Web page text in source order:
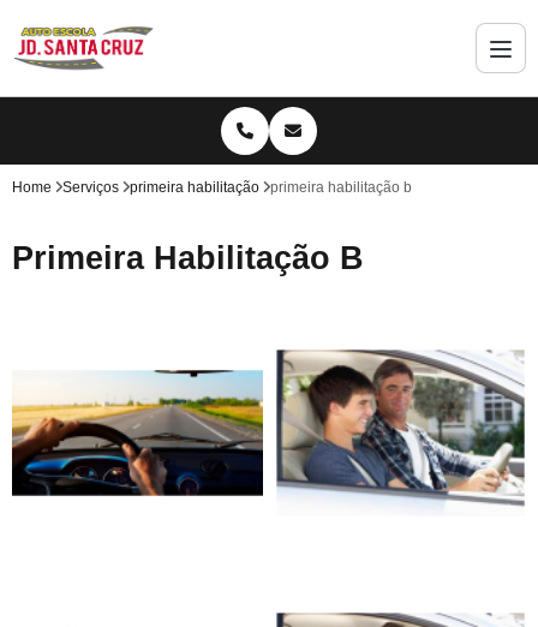
Home Serviços primeira habilitação primeira habilitação b
Primeira Habilitação B